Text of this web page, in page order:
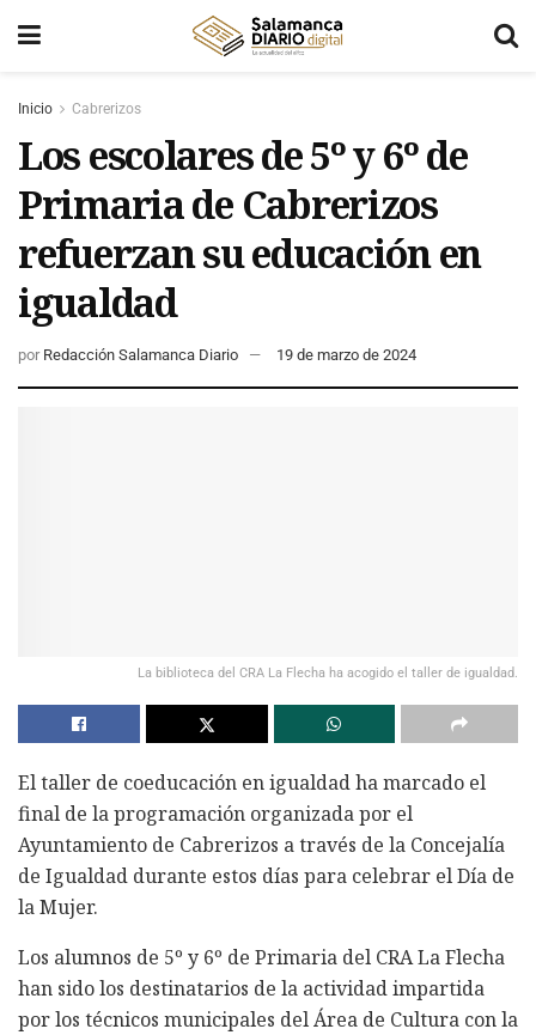
Inicio Cabrerizos
Los escolares de 5º y 6º de
Primaria de Cabrerizos
refuerzan su educación en
igualdad
por Redacción Salamanca Diario 19 de marzo de 2024
La biblioteca del CRA La Flecha ha acogido el taller de igualdad.
El taller de coeducación en igualdad ha marcado el
final de la programación organizada por el
Ayuntamiento de Cabrerizos a través de la Concejalía
de Igualdad durante estos días para celebrar el Día de
la Mujer.
Los alumnos de 5º y 6º de Primaria del CRA La Flecha
han sido los destinatarios de la actividad impartida
por los técnicos municipales del Área de Cultura con la